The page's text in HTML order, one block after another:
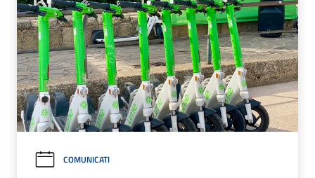
COMUNICATI